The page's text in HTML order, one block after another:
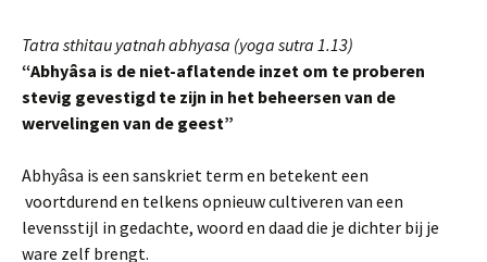
Tatra sthitau yatnah abhyasa (yoga sutra 1.13)
“Abhyâsa is de niet-aflatende inzet om te proberen
stevig gevestigd te zijn in het beheersen van de
wervelingen van de geest”
Abhyâsa is een sanskriet term en betekent een
voortdurend en telkens opnieuw cultiveren van een
levensstijl in gedachte, woord en daad die je dichter bij je
ware zelf brengt.